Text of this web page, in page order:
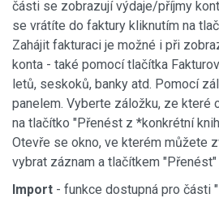
části se zobrazují výdaje/příjmy
se vrátíte do faktury kliknutím na
Zahájit fakturaci je možné i při
konta - také pomocí tlačítka
letů, seskoků, banky atd. Pomocí
panelem. Vyberte záložku, ze které
na tlačítko "Přenést z *konkrétní
Otevře se okno, ve kterém můžete
vybrat záznam a tlačítkem
Import - funkce dostupná pro části